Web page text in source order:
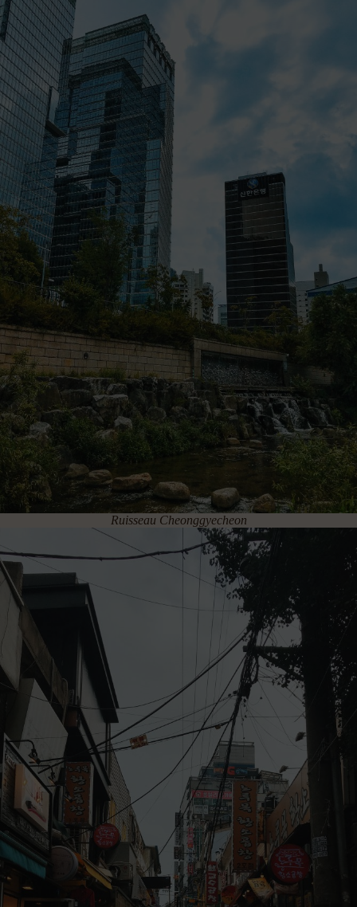
Ruisseau Cheonggyecheon